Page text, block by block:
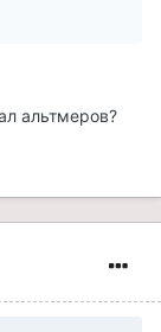
альтмеров?